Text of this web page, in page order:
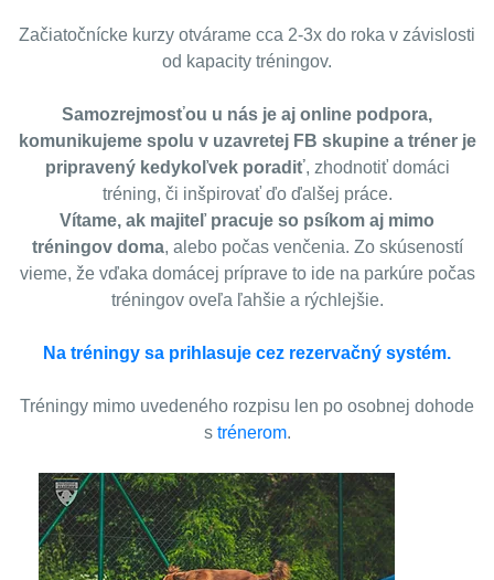
Začiatočnícke kurzy otvárame cca 2-3x do roka v závislosti
od kapacity tréningov.
Samozrejmosťou u nás je aj online podpora,
komunikujeme spolu v uzavretej FB skupine a tréner je
pripravený kedykoľvek poradiť, zhodnotiť domáci
tréning, či inšpirovať ďo ďalšej práce.
Vítame, ak majiteľ pracuje so psíkom aj mimo
tréningovdoma, alebo počas venčenia. Zo skúseností
vieme, že vďaka domácej príprave to ide na parkúre počas
tréningov oveľa ľahšie a rýchlejšie.
Na tréningy sa prihlasuje cez rezervačný systém.
Tréningy mimo uvedeného rozpisu len po osobnej dohode
s trénerom.